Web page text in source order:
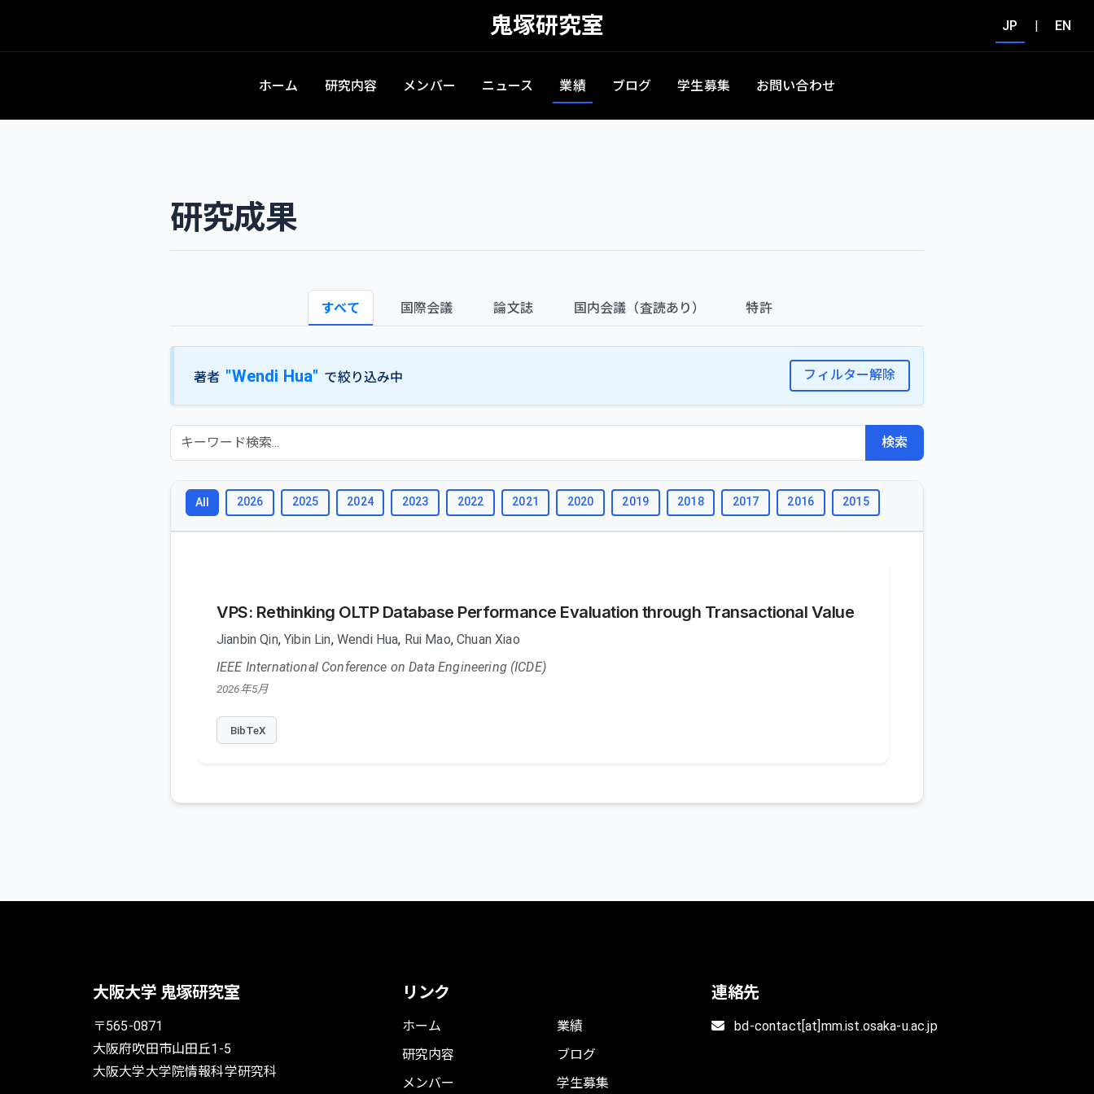
鬼塚研究室 JP | EN
ホーム 研究内容 メンバー ニュース 業績 ブログ 学生募集 お問い合わせ
研究成果
すべて 国際会議 論文誌 国内会議（査読あり） 特許
著者 "Wendi Hua" で絞り込み中 フィルター解除
検索
All 2026 2025 2024 2023 2022 2021 2020 2019 2018 2017 2016 2015
VPS: Rethinking OLTP Database Performance Evaluation through Transactional Value
Jianbin Qin,Yibin Lin, Wendi Hua, Rui Mao,Chuan Xiao
IEEE International Conference on Data Engineering (ICDE)
2026年5月
BibTeX
大阪大学 鬼塚研究室
〒565-0871
大阪府吹田市山田丘1-5
大阪大学大学院情報科学研究科
リンク
ホーム
研究内容
メンバー
業績
ブログ
学生募集
連絡先
bd-contact[at]mm.ist.osaka-u.ac.jp